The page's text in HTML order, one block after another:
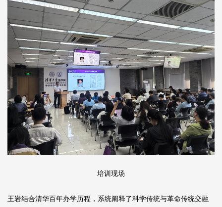
培训现场
王岩结合清华百年办学历程，系统阐释了科学传统与革命传统交融